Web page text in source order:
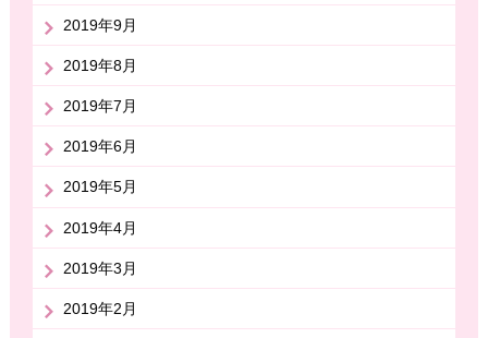
2019年9月
2019年8月
2019年7月
2019年6月
2019年5月
2019年4月
2019年3月
2019年2月